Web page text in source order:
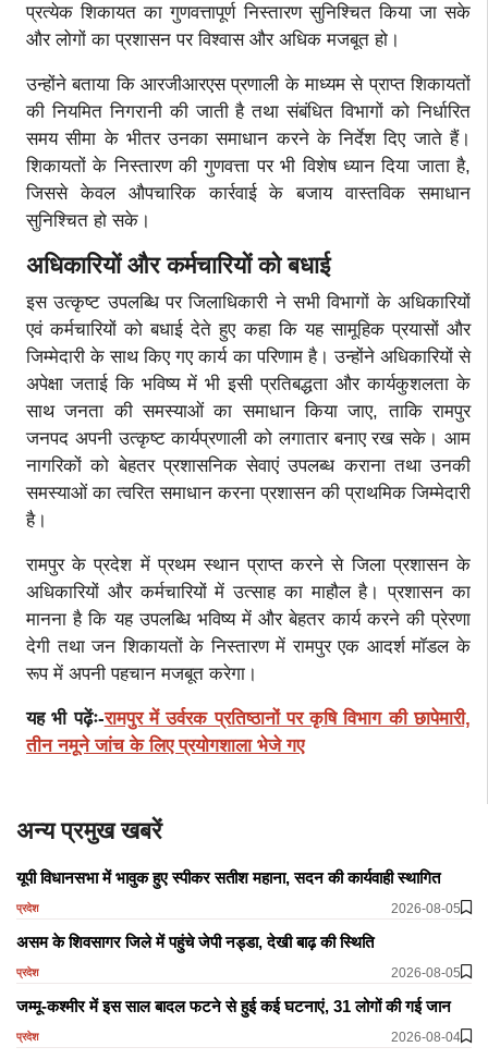
प्रत्येक शिकायत का गुणवत्तापूर्ण निस्तारण सुनिश्चित किया जा सके
और लोगों का प्रशासन पर विश्वास और अधिक मजबूत हो।
उन्होंने बताया कि आरजीआरएस प्रणाली के माध्यम से प्राप्त शिकायतों
की नियमित निगरानी की जाती है तथा संबंधित विभागों को निर्धारित
समय सीमा के भीतर उनका समाधान करने के निर्देश दिए जाते हैं।
शिकायतों के निस्तारण की गुणवत्ता पर भी विशेष ध्यान दिया जाता है,
जिससे केवल औपचारिक कार्रवाई के बजाय वास्तविक समाधान
सुनिश्चित हो सके।
अधिकारियों और कर्मचारियों को बधाई
इस उत्कृष्ट उपलब्धि पर जिलाधिकारी ने सभी विभागों के अधिकारियों
एवं कर्मचारियों को बधाई देते हुए कहा कि यह सामूहिक प्रयासों और
जिम्मेदारी के साथ किए गए कार्य का परिणाम है। उन्होंने अधिकारियों से
अपेक्षा जताई कि भविष्य में भी इसी प्रतिबद्धता और कार्यकुशलता के
साथ जनता की समस्याओं का समाधान किया जाए, ताकि रामपुर
जनपद अपनी उत्कृष्ट कार्यप्रणाली को लगातार बनाए रख सके। आम
नागरिकों को बेहतर प्रशासनिक सेवाएं उपलब्ध कराना तथा उनकी
समस्याओं का त्वरित समाधान करना प्रशासन की प्राथमिक जिम्मेदारी
है।
रामपुर के प्रदेश में प्रथम स्थान प्राप्त करने से जिला प्रशासन के
अधिकारियों और कर्मचारियों में उत्साह का माहौल है। प्रशासन का
मानना है कि यह उपलब्धि भविष्य में और बेहतर कार्य करने की प्रेरणा
देगी तथा जन शिकायतों के निस्तारण में रामपुर एक आदर्श मॉडल के
रूप में अपनी पहचान मजबूत करेगा।
यह भी पढ़ेंः-रामपुर में उर्वरक प्रतिष्ठानों पर कृषि विभाग की छापेमारी,
तीन नमूने जांच के लिए प्रयोगशाला भेजे गए
अन्य प्रमुख खबरें
यूपी विधानसभा में भावुक हुए स्पीकर सतीश महाना, सदन की कार्यवाही स्थागित
प्रदेश 2026-08-05
असम के शिवसागर जिले में पहुंचे जेपी नड्डा, देखी बाढ़ की स्थिति
प्रदेश 2026-08-05
जम्मू-कश्मीर में इस साल बादल फटने से हुई कई घटनाएं, 31 लोगों की गई जान
प्रदेश 2026-08-04